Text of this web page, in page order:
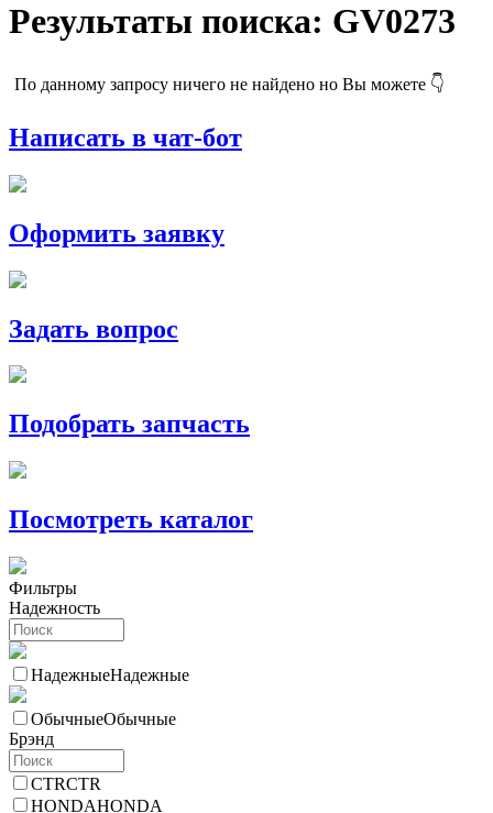
Результаты поиска: GV0273
По данному запросу ничего не найдено но Вы можете 👇
Написать в чат-бот
Оформить заявку
Задать вопрос
Подобрать запчасть
Посмотреть каталог
Фильтры
Надежность
НадежныеНадежные
ОбычныеОбычные
Брэнд
CTRCTR
HONDAHONDA